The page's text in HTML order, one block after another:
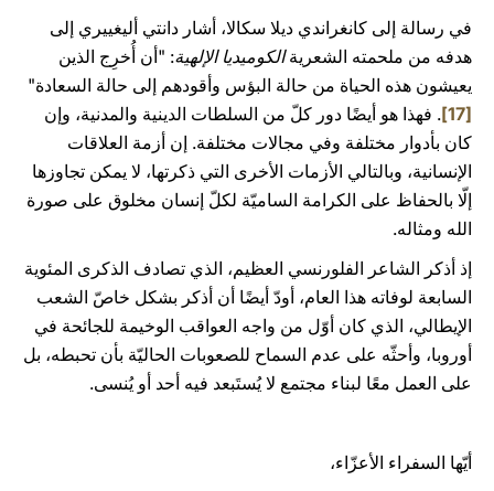
في رسالة إلى كانغراندي ديلا سكالا، أشار دانتي أليغييري إلى
هدفه من ملحمته الشعريةالكوميديا الإلهية: "أن أُخرِج الذين
يعيشون هذه الحياة من حالة البؤس وأقودهم إلى حالة السعادة"
[17]
. فهذا هو أيضًا دور كلّ من السلطات الدينية والمدنية، وإن
كان بأدوار مختلفة وفي مجالات مختلفة. إن أزمة العلاقات
الإنسانية، وبالتالي الأزمات الأخرى التي ذكرتها، لا يمكن تجاوزها
إلّا بالحفاظ على الكرامة الساميّة لكلّ إنسان مخلوق على صورة
الله ومثاله.
إذ أذكر الشاعر الفلورنسي العظيم، الذي تصادف الذكرى المئوية
السابعة لوفاته هذا العام، أودّ أيضًا أن أذكر بشكل خاصّ الشعب
الإيطالي، الذي كان أوّل من واجه العواقب الوخيمة للجائحة في
أوروبا، وأحثّه على عدم السماح للصعوبات الحاليّة بأن تحبطه، بل
على العمل معًا لبناء مجتمع لا يُستَبعد فيه أحد أو يُنسى.
أيّها السفراء الأعزّاء،